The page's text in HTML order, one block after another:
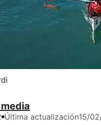
Última actualización15/